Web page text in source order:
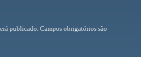
publicado. Campos obrigatórios são